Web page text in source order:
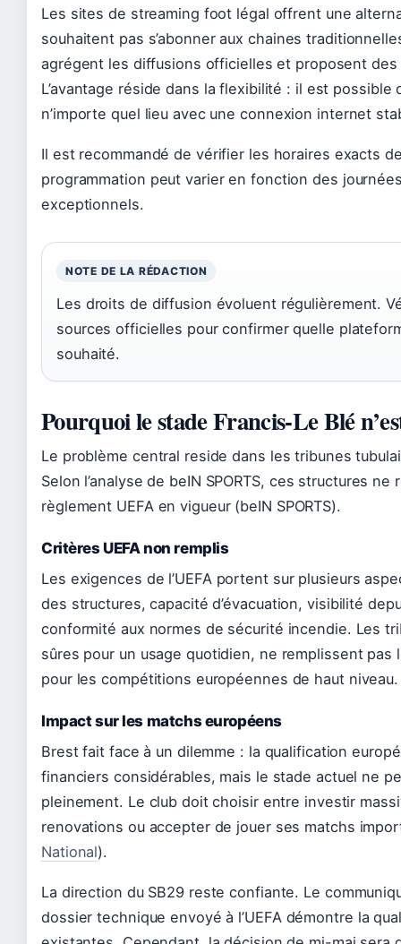
Les sites de streaming foot légal offrent une
souhaitent pas s’abonner aux chaines
agrégent les diffusions officielles et proposent
L’avantage réside dans la flexibilité : il est possible
n’importe quel lieu avec une connexion internet
Il est recommandé de vérifier les horaires exacts
programmation peut varier en fonction des
exceptionnels.
NOTE DE LA RÉDACTION
Les droits de diffusion évoluent régulièrement.
sources officielles pour confirmer quelle
souhaité.
Pourquoi le stade Francis-Le Blé
Le problème central reside dans les tribunes
Selon l’analyse de beIN SPORTS, ces structures
règlement UEFA en vigueur (beIN SPORTS).
Critères UEFA non remplis
Les exigences de l’UEFA portent sur plusieurs
des structures, capacité d’évacuation, visibilité
conformité aux normes de sécurité incendie. Les
sûres pour un usage quotidien, ne remplissent
pour les compétitions européennes de haut niveau.
Impact sur les matchs européens
Brest fait face à un dilemme : la qualification
financiers considérables, mais le stade actuel ne
pleinement. Le club doit choisir entre investir
renovations ou accepter de jouer ses matchs
National).
La direction du SB29 reste confiante. Le
dossier technique envoyé à l’UEFA démontre la